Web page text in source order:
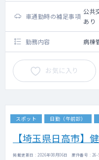
車通勤時の補足事項
公共
あり
勤務内容 病棟
お気に入り
スポット 日勤（午前診）
【埼玉県日高市】
掲載更新日 : 2026年08月06日 案件番号 : 26-